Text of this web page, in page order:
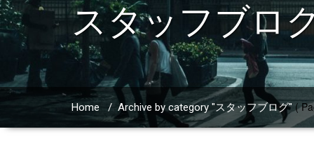
スタッフブロ
Home / Archive by category "スタッフブログ" (